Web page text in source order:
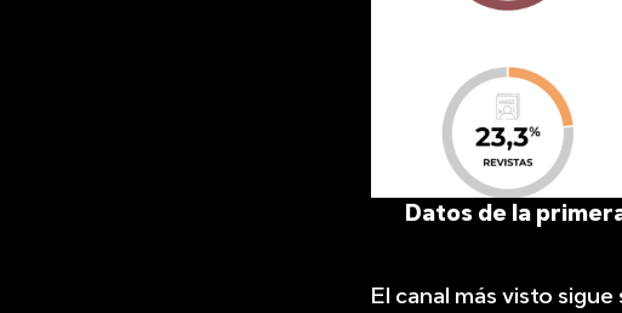
Datos de la
El canal más visto sigue